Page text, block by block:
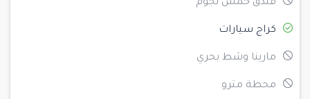
فندق خمس نجوم
كراج سيارات
مارينا وشط بحري
محطة مترو